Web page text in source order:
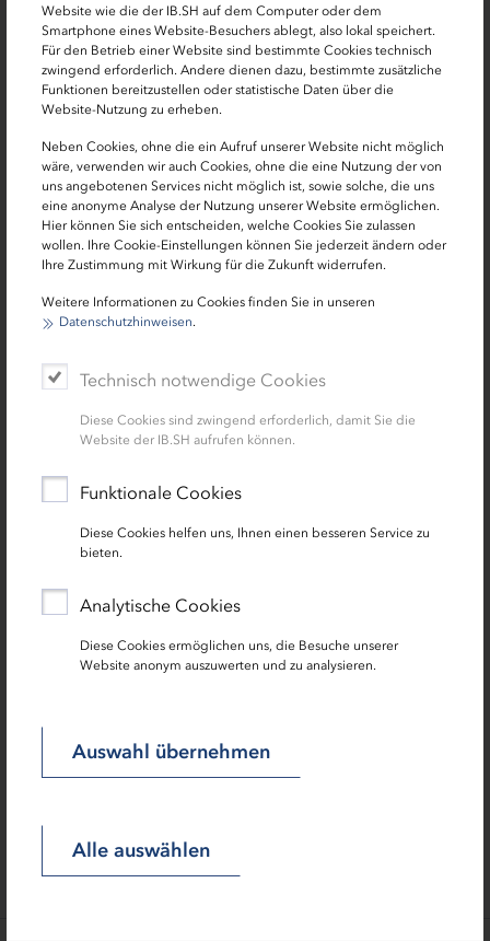
Website wie die der IB.SH auf dem Computer oder dem
Smartphone eines Website-Besuchers ablegt, also lokal speichert.
Für den Betrieb einer Website sind bestimmte Cookies technisch
zwingend erforderlich. Andere dienen dazu, bestimmte zusätzliche
Funktionen bereitzustellen oder statistische Daten über die
Website-Nutzung zu erheben.
Neben Cookies, ohne die ein Aufruf unserer Website nicht möglich
wäre, verwenden wir auch Cookies, ohne die eine Nutzung der von
uns angebotenen Services nicht möglich ist, sowie solche, die uns
eine anonyme Analyse der Nutzung unserer Website ermöglichen.
Hier können Sie sich entscheiden, welche Cookies Sie zulassen
wollen. Ihre Cookie-Einstellungen können Sie jederzeit ändern oder
Ihre Zustimmung mit Wirkung für die Zukunft widerrufen.
Weitere Informationen zu Cookies finden Sie in unseren
Datenschutzhinweisen.
Technisch notwendige Cookies
Diese Cookies sind zwingend erforderlich, damit Sie die
Website der IB.SH aufrufen können.
Funktionale Cookies
Diese Cookies helfen uns, Ihnen einen besseren Service zu
bieten.
Analytische Cookies
Diese Cookies ermöglichen uns, die Besuche unserer
Website anonym auszuwerten und zu analysieren.
Auswahl übernehmen
Alle auswählen
Die Finanzierung des Projekts, das insgesamt 1,6
Milliarden Euro kostet, basiert zu einem Teil auf einer
langfristig angelegten Projektanleihe. „Es handelt sich
dabei um eine Finanzierungsinitiative der EU zusammen
mit der Europäischen Investitionsbank“, erklärt Patrick
Woletz, Leiter des IB.SH Infrastruktur­-
Kompetenzzentrums. „Die Idee dahinter ist, für
Infrastrukturprojekte mehr Kapital von institutionellen
Anlegern wie Pensionsfonds, Versicherern und
dergleichen einzuholen. Die Ratings solcher Anleihen
sind gut und somit für Investoren attraktiv.“
(Stand 2019)
Beratung
zielorientierte Projektinitialisierung
kompetente Beratung von erfahrenen